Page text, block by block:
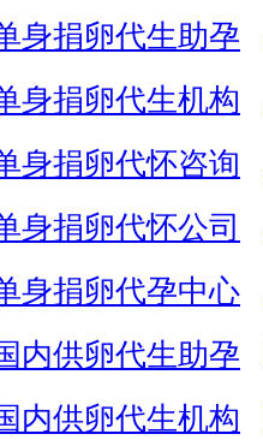
身捐卵代生助孕
身捐卵代生机构
身捐卵代怀咨询
身捐卵代怀公司
身捐卵代孕中心
内供卵代生助孕
内供卵代生机构